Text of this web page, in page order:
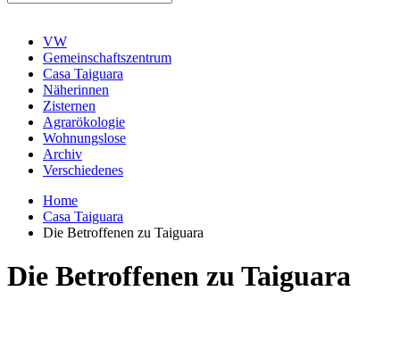
VW
Gemeinschaftszentrum
Casa Taiguara
Näherinnen
Zisternen
Agrarökologie
Wohnungslose
Archiv
Verschiedenes
Home
Casa Taiguara
Die Betroffenen zu Taiguara
Die Betroffenen zu Taiguara